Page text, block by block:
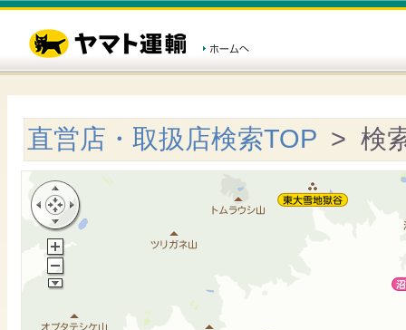
直営店・取扱店検索TOP > 検